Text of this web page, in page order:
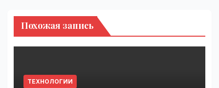
Похожая запись
ТЕХНОЛОГИИ